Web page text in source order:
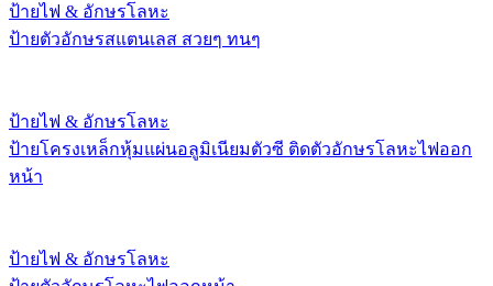
ป้ายไฟ & อักษรโลหะ
ป้ายตัวอักษรสแตนเลส สวยๆ ทนๆ
ป้ายไฟ & อักษรโลหะ
ป้ายโครงเหล็กหุ้มแผ่นอลูมิเนียมตัวซี ติดตัวอักษรโลหะไฟออก
หน้า
ป้ายไฟ & อักษรโลหะ